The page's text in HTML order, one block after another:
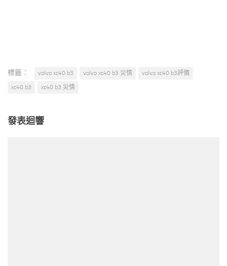
標籤： volvo xc40 b3 volvo xc40 b3 災情
volvo xc40 b3評價
xc40 b3
xc40 b3 災情
發表迴響